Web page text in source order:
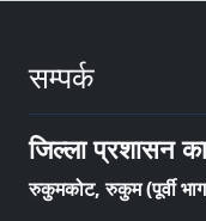
सम्पर्क
जिल्ला प्रशासन
रुकुमकोट, रुकुम (पूर्वी